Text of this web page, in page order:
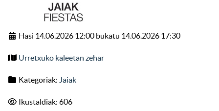
Hasi 14.06.2026 12:00 bukatu 14.06.2026 17:30
Urretxuko kaleetan zehar
Kategoriak: Jaiak
Ikustaldiak: 606